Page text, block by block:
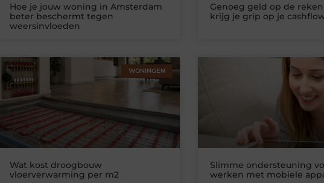
Hoe je jouw woning in Amsterdam
beter beschermt tegen
weersinvloeden
Genoeg geld op de
krijg je grip op je
WONINGEN
Wat kost droogbouw
vloerverwarming per m2
Slimme ondersteuning
werken met mobiele